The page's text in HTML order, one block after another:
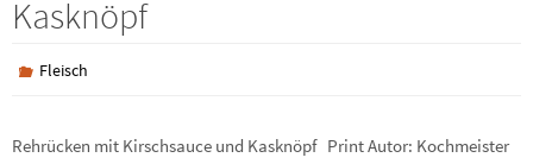
Kasknöpf
Fleisch
Rehrücken mit Kirschsauce und Kasknöpf Print Autor: Kochmeister